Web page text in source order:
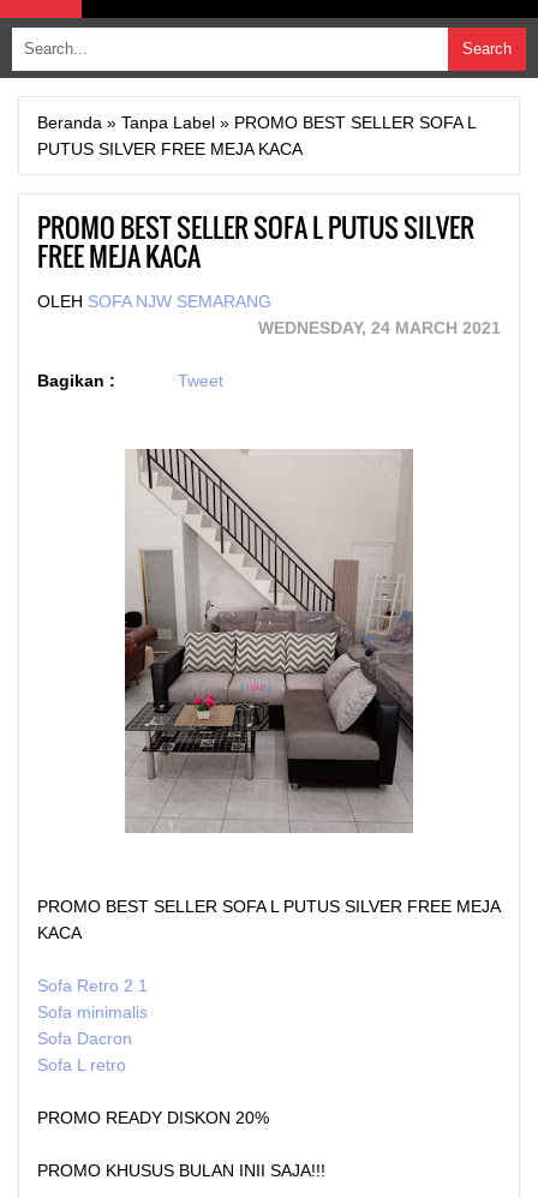
Beranda » Tanpa Label » PROMO BEST SELLER SOFA L
PUTUS SILVER FREE MEJA KACA
PROMO BEST SELLER SOFA L PUTUS SILVER
FREE MEJA KACA
OLEH SOFA NJW SEMARANG
WEDNESDAY, 24 MARCH 2021
Bagikan : Tweet
PROMO BEST SELLER SOFA L PUTUS SILVER FREE MEJA
KACA
Sofa Retro 2 1
Sofa minimalis
Sofa Dacron
Sofa L retro
PROMO READY DISKON 20%
PROMO KHUSUS BULAN INII SAJA!!!